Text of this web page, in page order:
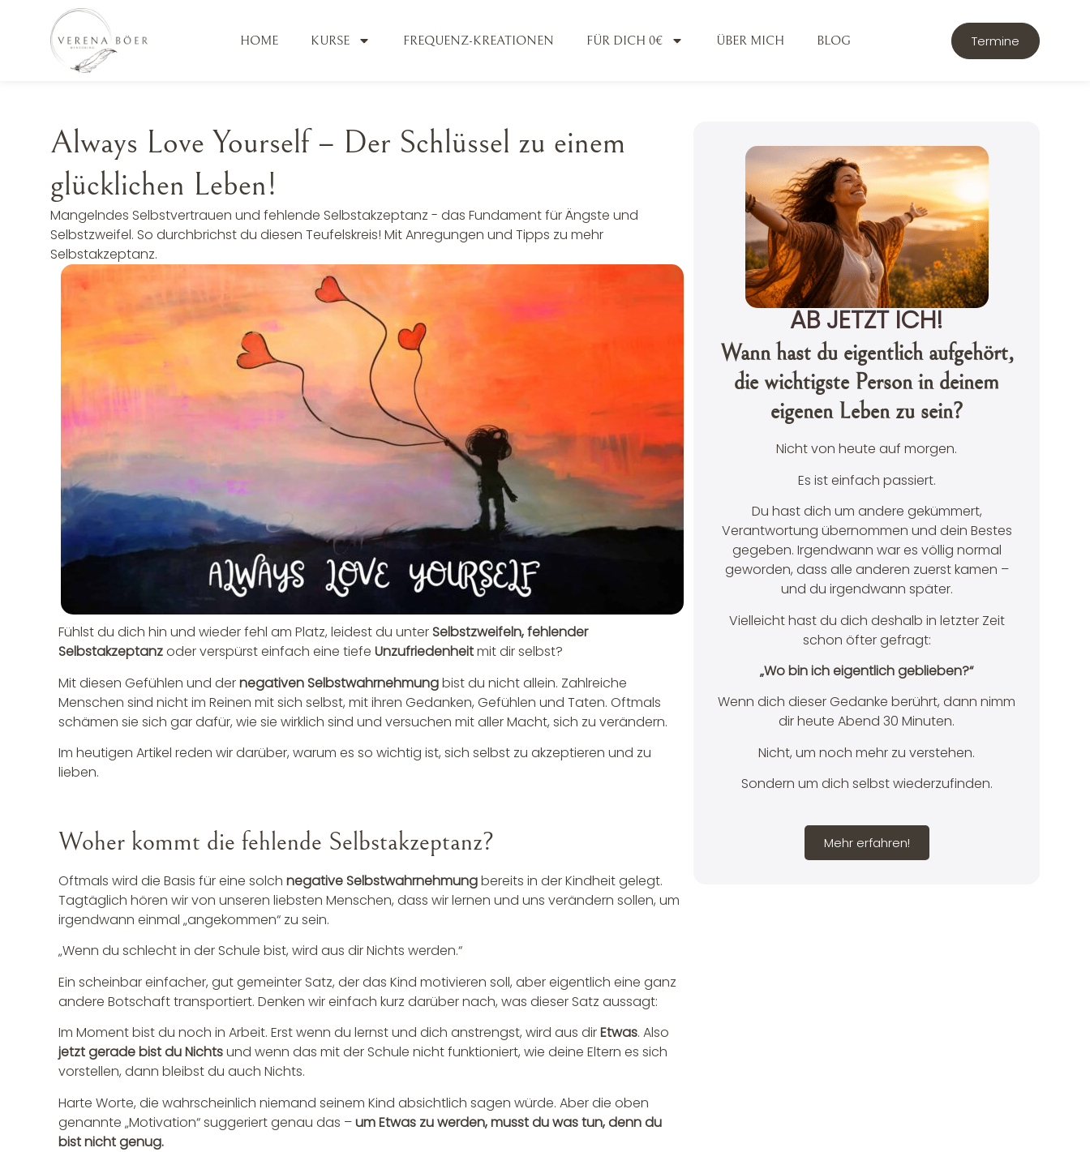
HOME KURSE FREQUENZ-KREATIONEN FÜR DICH 0€ ÜBER MICH BLOG Termine
Always Love Yourself – Der Schlüssel zu einem
glücklichen Leben!
Mangelndes Selbstvertrauen und fehlende Selbstakzeptanz - das Fundament für Ängste und
Selbstzweifel. So durchbrichst du diesen Teufelskreis! Mit Anregungen und Tipps zu mehr
Selbstakzeptanz.
Fühlst du dich hin und wieder fehl am Platz, leidest du unterSelbstzweifeln, fehlender
Selbstakzeptanzoder verspürst einfach eine tiefe Unzufriedenheitmit dir selbst?
Mit diesen Gefühlen und dernegativen Selbstwahrnehmungbist du nicht allein. Zahlreiche
Menschen sind nicht im Reinen mit sich selbst, mit ihren Gedanken, Gefühlen und Taten. Oftmals
schämen sie sich gar dafür, wie sie wirklich sind und versuchen mit aller Macht, sich zu verändern.
Im heutigen Artikel reden wir darüber, warum es so wichtig ist, sich selbst zu akzeptieren und zu
lieben.
Woher kommt die fehlende Selbstakzeptanz?
Oftmals wird die Basis für eine solch negative Selbstwahrnehmungbereits in der Kindheit gelegt.
Tagtäglich hören wir von unseren liebsten Menschen, dass wir lernen und uns verändern sollen, um
irgendwann einmal „angekommen“ zu sein.
„Wenn du schlecht in der Schule bist, wird aus dir Nichts werden.“
Ein scheinbar einfacher, gut gemeinter Satz, der das Kind motivieren soll, aber eigentlich eine ganz
andere Botschaft transportiert. Denken wir einfach kurz darüber nach, was dieser Satz aussagt:
Im Moment bist du noch in Arbeit. Erst wenn du lernst und dich anstrengst, wird aus dirEtwas. Also
jetzt gerade bist du Nichtsund wenn das mit der Schule nicht funktioniert, wie deine Eltern es sich
vorstellen, dann bleibst du auch Nichts.
Harte Worte, die wahrscheinlich niemand seinem Kind absichtlich sagen würde. Aber die oben
genannte „Motivation“ suggeriert genau das –um Etwas zu werden, musst du was tun, denn du
bist nicht genug.
AB JETZT ICH!
Wann hast du eigentlich aufgehört,
die wichtigste Person in deinem
eigenen Leben zu sein?
Nicht von heute auf morgen.
Es ist einfach passiert.
Du hast dich um andere gekümmert,
Verantwortung übernommen und dein Bestes
gegeben. Irgendwann war es völlig normal
geworden, dass alle anderen zuerst kamen –
und du irgendwann später.
Vielleicht hast du dich deshalb in letzter Zeit
schon öfter gefragt:
„Wo bin ich eigentlich geblieben?“
Wenn dich dieser Gedanke berührt, dann nimm
dir heute Abend 30 Minuten.
Nicht, um noch mehr zu verstehen.
Sondern um dich selbst wiederzufinden.
Mehr erfahren!